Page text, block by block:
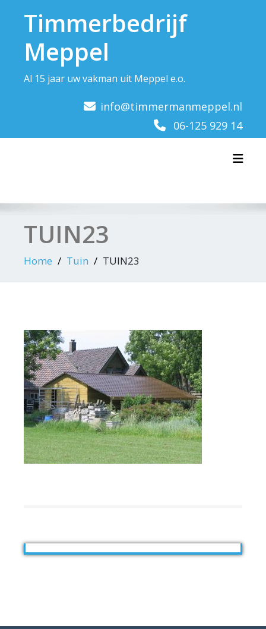
inhoudTimmerbedrijf
Meppel
Al 15 jaar uw vakman uit Meppel e.o.
info@timmermanmeppel.nl
06-125 929 14
TUIN23
Home Tuin TUIN23